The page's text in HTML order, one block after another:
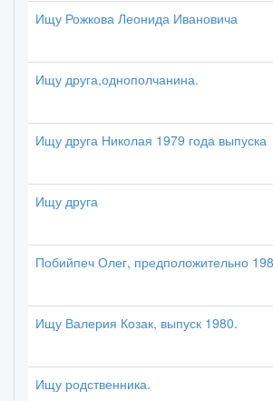
Ищу Рожкова Леонида Ивановича
Ищу друга,однополчанина.
Ищу друга Николая 1979 года выпуска
Ищу друга
Побийпеч Олег, предположительно
Ищу Валерия Козак, выпуск 1980.
Ищу родственника.